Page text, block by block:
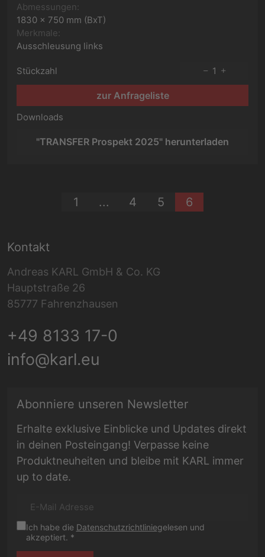
Abmessungen:
1830 x 750 mm (BxT)
Merkmale:
Ausschleusung links
Stückzahl 1
zur Anfrageliste
Downloads
"TRANSFER Prospekt 2025" herunterladen
1 ... 4 5 6
Kontakt
Andreas KARL GmbH & Co. KG
Hauptstraße 26
85777 Fahrenzhausen
+49 8133 17-0
info@karl.eu
Abonniere unseren Newsletter
Erhalte exklusive Einblicke und Updates direkt
in deinen Posteingang! Verpasse keine
Produktneuheiten und bleibe mit KARL immer
up to date.
E-Mail Adresse
Ich habe die Datenschutzrichtliniegelesen und
akzeptiert. *